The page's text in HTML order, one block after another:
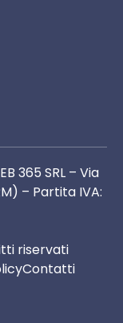
365 SRL – Via
– Partita IVA:
riservati
Contatti